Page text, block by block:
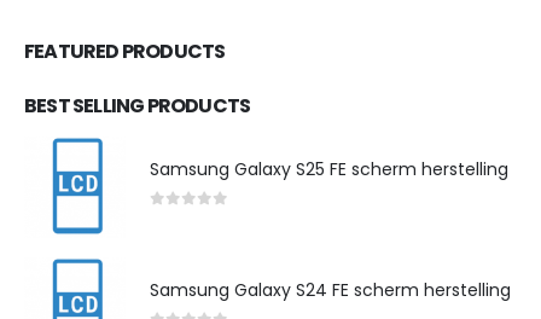
FEATURED PRODUCTS
BEST SELLING PRODUCTS
Samsung Galaxy S25 FE scherm herstelling
Samsung Galaxy S24 FE scherm herstelling